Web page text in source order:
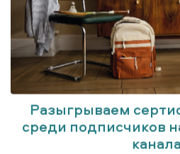
Гольфы
Разыгрываем
среди подписчиков